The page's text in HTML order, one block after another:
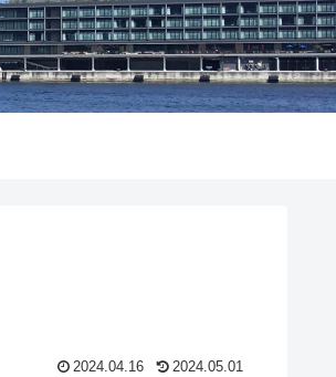
2024.04.16 2024.05.01